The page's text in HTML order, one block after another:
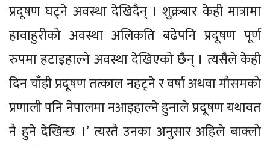
प्रदूषण घट्ने अवस्था देखिदैन् । शुक्रबार केही मात्रामा
हावाहुरीको अवस्था अलिकति बढेपनि प्रदूषण पूर्ण
रुपमा हटाइहाल्ने अवस्था देखिएको छैन् । त्यसैले केही
दिन चाँही प्रदूषण तत्काल नहट्ने र वर्षा अथवा मौसमको
प्रणाली पनि नेपालमा नआइहाल्ने हुनाले प्रदूषण यथावत
नै हुने देखिन्छ ।’ त्यस्तै उनका अनुसार अहिले बाक्लो